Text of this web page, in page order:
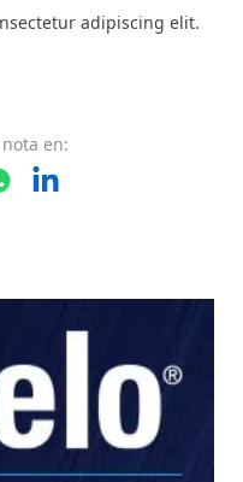
adipiscing elit.
en: